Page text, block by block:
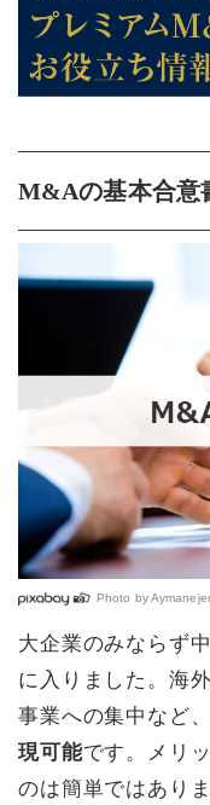
M&Aの基本合意
Photo by
大企業のみならず
に入りました。海
事業への集中など、
現可能です。メリ
のは簡単ではあり